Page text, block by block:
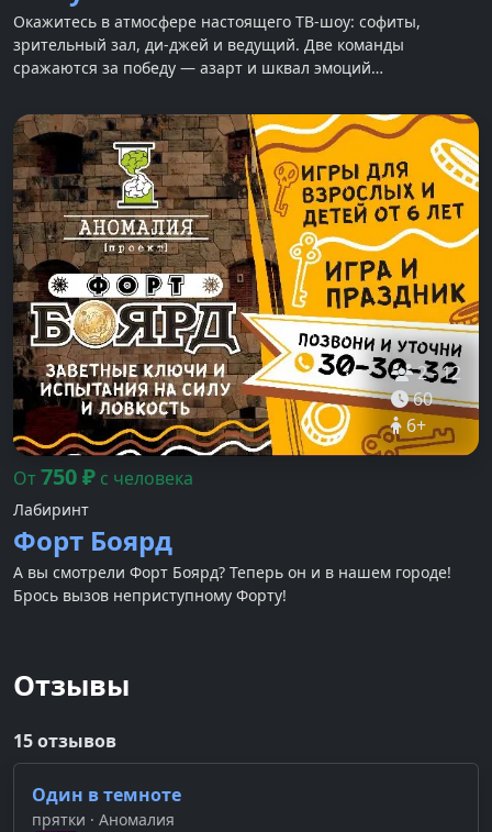
Окажитесь в атмосфере настоящего ТВ-шоу: софиты,
зрительный зал, ди-джей и ведущий. Две команды
сражаются за победу — азарт и шквал эмоций
2-12
60
6+
От750₽ с человека
Лабиринт
Форт Боярд
А вы смотрели Форт Боярд? Теперь он и в нашем городе!
Брось вызов неприступному Форту!
Отзывы
15 отзывов
Один в темноте
прятки · Аномалия